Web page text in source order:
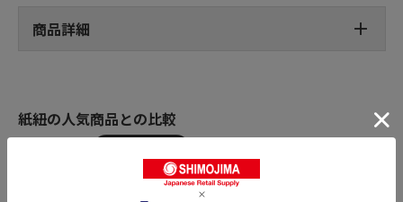
商品詳細
紙紐の人気商品との比較